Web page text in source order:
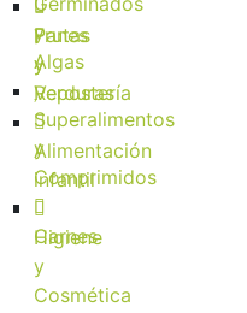
Frutas
y
Verduras
y
Algas
Superalimentos
y
Comprimidos
Carnes
Panes
y
Repostería
Alimentación
infantil
Higiene
y
Cosmética